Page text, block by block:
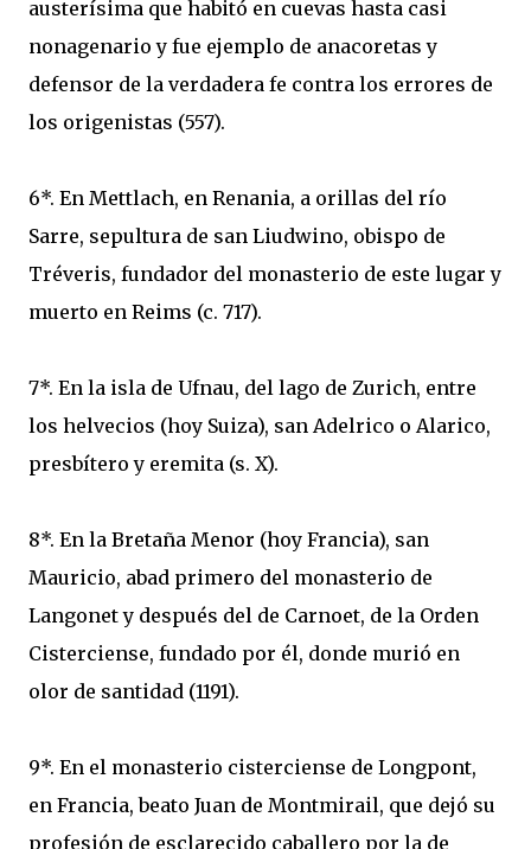
austerísima que habitó en cuevas hasta casi
nonagenario y fue ejemplo de anacoretas y
defensor de la verdadera fe contra los errores de
los origenistas (557).
6*. En Mettlach, en Renania, a orillas del río
Sarre, sepultura de san Liudwino, obispo de
Tréveris, fundador del monasterio de este lugar y
muerto en Reims (c. 717).
7*. En la isla de Ufnau, del lago de Zurich, entre
los helvecios (hoy Suiza), san Adelrico o Alarico,
presbítero y eremita (s. X).
8*. En la Bretaña Menor (hoy Francia), san
Mauricio, abad primero del monasterio de
Langonet y después del de Carnoet, de la Orden
Cisterciense, fundado por él, donde murió en
olor de santidad (1191).
9*. En el monasterio cisterciense de Longpont,
en Francia, beato Juan de Montmirail, que dejó su
profesión de esclarecido caballero por la de